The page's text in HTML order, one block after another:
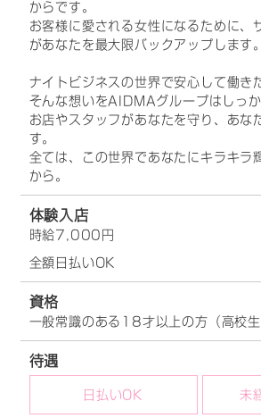
からです。
お客様に愛される女性になるために、
があなたを最大限バックアップします。
ナイトビジネスの世界で安心して働き
そんな想いをAIDMAグループはしっか
お店やスタッフがあなたを守り、あな
す。
全ては、この世界であなたにキラキラ
から。
体験入店
時給7,000円
全額日払いOK
資格
一般常識のある18才以上の方（高校生
待遇
日払いOK 未